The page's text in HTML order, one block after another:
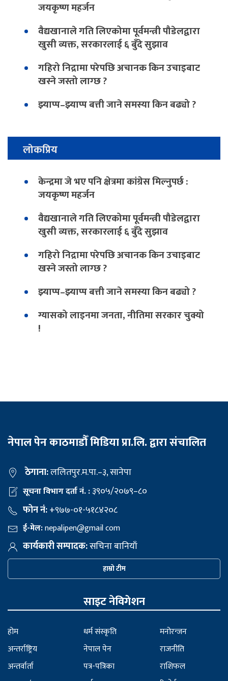
जयकृष्ण महर्जन
वैद्यखानाले गति लिएकोमा पूर्वमन्त्री पौडेलद्वारा
खुसी व्यक्त, सरकारलाई ६ बुँदे सुझाव
गहिरो निद्रामा परेपछि अचानक किन उचाइबाट
खस्ने जस्तो लाग्छ ?
झ्याप्प–झ्याप्प बत्ती जाने समस्या किन बढ्यो ?
लोकप्रिय
केन्द्रमा जे भए पनि क्षेत्रमा कांग्रेस मिल्नुपर्छ :
जयकृष्ण महर्जन
वैद्यखानाले गति लिएकोमा पूर्वमन्त्री पौडेलद्वारा
खुसी व्यक्त, सरकारलाई ६ बुँदे सुझाव
गहिरो निद्रामा परेपछि अचानक किन उचाइबाट
खस्ने जस्तो लाग्छ ?
झ्याप्प–झ्याप्प बत्ती जाने समस्या किन बढ्यो ?
ग्यासको लाइनमा जनता, नीतिमा सरकार चुक्यो
!
नेपाल पेन काठमाडौँ मिडिया प्रा.लि. द्वारा संचालित
ठेगाना:ललितपुर.म.पा.–३, सानेपा
सूचना विभाग दर्ता नं. :३९०५/२०७९–८०
फोन नं:+९७७-०१-५१८४२०८
ई-मेल:nepalipen@gmail com
कार्यकारी सम्पादक:सचिना बानियाँ
हाम्रो टीम
साइट नेविगेशन
होम
अन्तर्राष्ट्रिय
अन्तर्वार्ता
धर्म संस्कृति
नेपाल पेन
पत्र-पत्रिका
मनोरन्जन
राजनीति
राशिफल